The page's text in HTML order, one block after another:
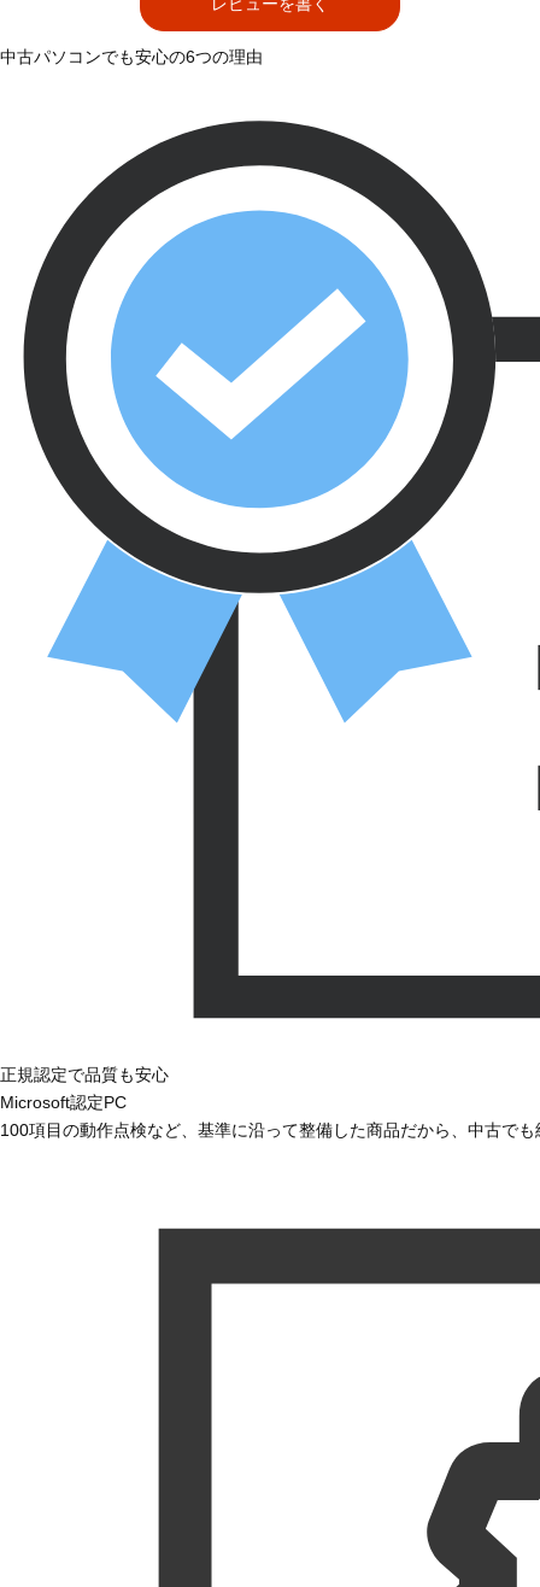
レビューを書く
中古パソコンでも安心の6つの理由
正規認定で品質も安心
Microsoft認定PC
100項目の動作点検など、基準に沿って整備した商品だから、中古で